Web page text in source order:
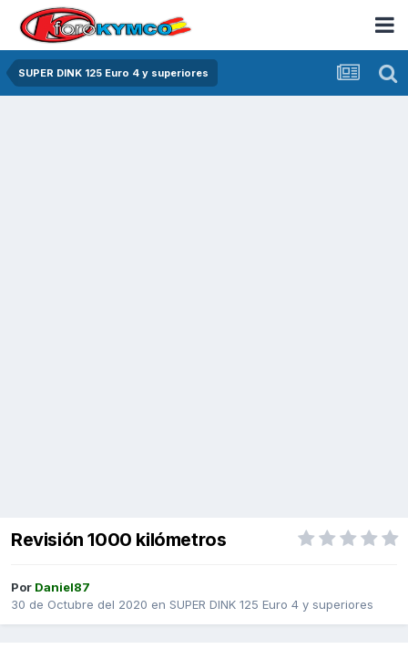
SUPER DINK 125 Euro 4 y superiores
Revisión 1000 kilómetros
Por Daniel87
30 de Octubre del 2020 en SUPER DINK 125 Euro 4 y superiores